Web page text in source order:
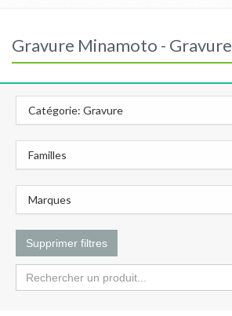
Gravure Minamoto - Gravure
Catégorie: Gravure
Familles
Marques
Supprimer filtres